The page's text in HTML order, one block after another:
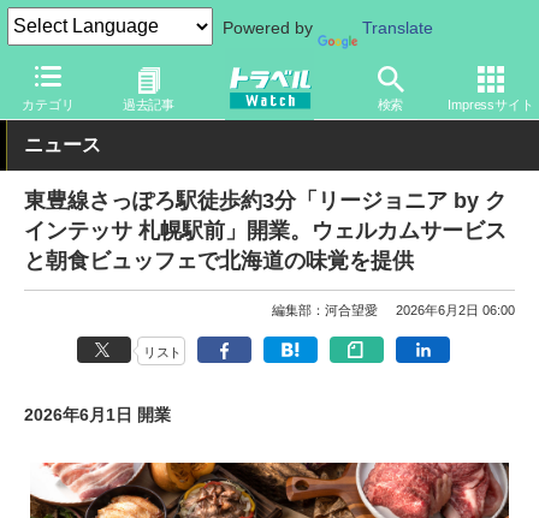
Powered by Translate
カテゴリ 過去記事 検索 Impressサイト
トラベル Watch 旅の情報 ホテル・旅館 宿泊
ニュース
東豊線さっぽろ駅徒歩約3分「リージョニア by ク
インテッサ 札幌駅前」開業。ウェルカムサービス
と朝食ビュッフェで北海道の味覚を提供
編集部：河合望愛 2026年6月2日 06:00
リスト
2026年6月1日 開業